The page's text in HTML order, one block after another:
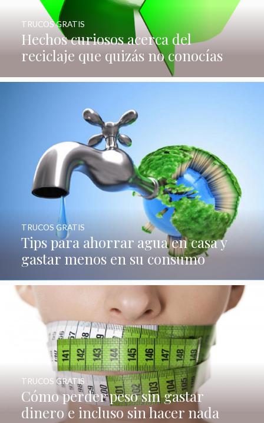
Hechos curiosos acerca del
reciclaje que quizás no conocías
TRUCOS GRATIS
Tips para ahorrar agua en casa y
gastar menos en su consumo
TRUCOS GRATIS
Cómo perder peso sin gastar
dinero e incluso sin hacer nada
TRUCOS GRATIS